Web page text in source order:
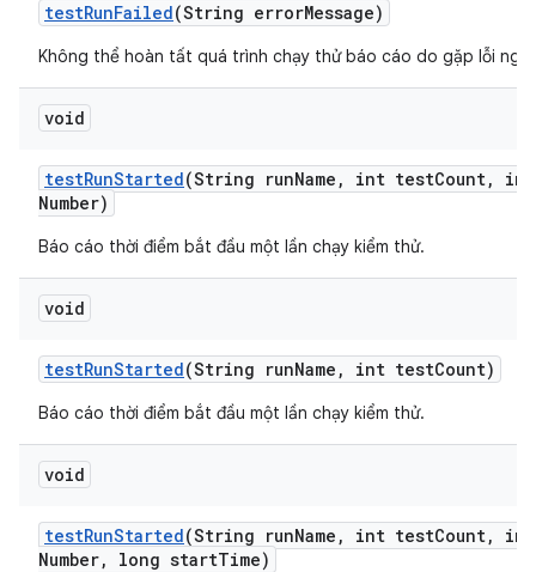
testRunFailed(String errorMessage)
Không thể hoàn tất quá trình chạy thử báo cáo do gặp lỗi
void
testRunStarted(String runName , int testCount,
int
Number)
Báo cáo thời điểm bắt đầu một lần chạy kiểm thử.
void
testRunStarted(String runName , int testCount)
Báo cáo thời điểm bắt đầu một lần chạy kiểm thử.
void
testRunStarted(String runName , int testCount,
int
Number, long startTime)